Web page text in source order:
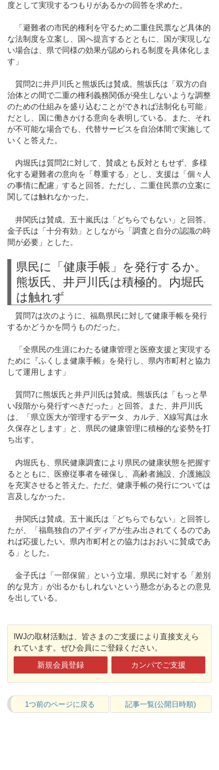
度として実現するつもりがあるかの回答を求めた。
「避難者の市民的権利を守るため二重住民票など具体的
な法制度を立案し、国へ提言するとともに、国が実現しな
い場合は、県で同様の効果が認められる制度を具体化しま
す」
質問2に井戸川氏と熊坂氏は賛成。熊坂氏は「双方の自
治体との間で二重の権利義務関係が発生しないような調整
のための仕組みを盛り込むことができれば法制化も可能」
だとし、国に働きかける意向を表明している。また、それ
が不可能な場合でも、代替サービスを自治体間で実施して
いくと答えた。
内堀氏は質問2に対して、賛成とも反対ともせず、多様
化する避難者の意向を「尊重する」とし、支援は「個々人
の事情に配慮」すると回答。ただし、二重住民票の立案に
関しては触れなかった。
井関氏は賛成。五十嵐氏は「どちらでもない」と回答。
金子氏は「十分有効」としながら「調査と自分の認識の時
間が必要」とした。
県民に「健康手帳」を発行するか。
熊坂氏、井戸川氏は積極的。内堀氏
は触れず
質問7は次のように、福島県民に対して健康手帳を発行
するかどうかを問うものだった。
「全県民の生涯にわたる健康管理と医療支援と実現する
ために『ふくしま健康手帳』を発行し、県内市町村と協力
して運用します」
質問7に熊坂氏と井戸川氏は賛成。熊坂氏は「もっと早
い段階から発行すべきだった」と回答。また、井戸川氏
は、「県立医大が管理するデータ、カルテ、X線写真は永
久保存とします」と、県民の健康管理に積極的な姿勢を打
ち出す。
内堀氏も、県民健康調査により県民の健康状態を把握す
るとともに、医療従事者を確保し、高齢者施設、介護施設
を充実させると答えた。ただ、健康手帳の発行については
言及しなかった。
井関氏は賛成。五十嵐氏は「どちらでもない」と回答し
たが、「福島独自のアイディアが生み出されてくるのであ
れば応援したい。県内市町村との協力はおおいに賛成であ
る」とした。
金子氏は「一部保留」という立場。県民に対する「差別
的な見方」が出るかもしれないという懸念があるとの意見
を出している。
IWJの取材活動は、皆さまのご支援により直接支えら
れています。ぜひ会員にご登録ください。
新規会員登録 カンパでご支援
1つ前のページに戻る 記事一覧(公開日時順)